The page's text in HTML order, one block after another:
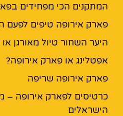
המתקנים הכי מפחידים
פארק אירופה טיפים לפעם
היער השחור טיול מאורגן
אפטלינג או פארק אירופה?
פארק אירופה שריפה
כרטיסים לפארק אירופה –
הישראלים